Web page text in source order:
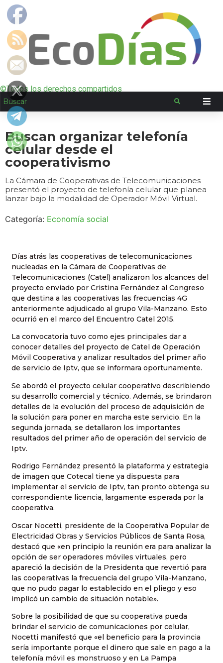
©Todos los derechos compartidos
Buscan organizar telefonía
celular desde el
cooperativismo
La Cámara de Cooperativas de Telecomunicaciones
presentó el proyecto de telefonía celular que planea
lanzar bajo la modalidad de Operador Móvil Virtual.
Categoría: Economía social
Días atrás las cooperativas de telecomunicaciones
nucleadas en la Cámara de Cooperativas de
Telecomunicaciones (Catel) analizaron los alcances del
proyecto enviado por Cristina Fernández al Congreso
que destina a las cooperativas las frecuencias 4G
anteriormente adjudicado al grupo Vila-Manzano. Esto
ocurrió en el marco del Encuentro Catel 2015.
La convocatoria tuvo como ejes principales dar a
conocer detalles del proyecto de Catel de Operación
Móvil Cooperativa y analizar resultados del primer año
de servicio de Iptv, que se informara oportunamente.
Se abordó el proyecto celular cooperativo describiendo
su desarrollo comercial y técnico. Además, se brindaron
detalles de la evolución del proceso de adquisición de
la solución para poner en marcha este servicio. En la
segunda jornada, se detallaron los importantes
resultados del primer año de operación del servicio de
Iptv.
Rodrigo Fernández presentó la plataforma y estrategia
de imagen que Cotecal tiene ya dispuesta para
implementar el servicio de Iptv, tan pronto obtenga su
correspondiente licencia, largamente esperada por la
cooperativa.
Oscar Nocetti, presidente de la Cooperativa Popular de
Electricidad Obras y Servicios Públicos de Santa Rosa,
destacó que «en principio la reunión era para analizar la
opción de ser operadores móviles virtuales, pero
apareció la decisión de la Presidenta que revertió para
las cooperativas la frecuencia del grupo Vila-Manzano,
que no pudo pagar lo establecido en el pliego y eso
implicó un cambio de situación notable».
Sobre la posibilidad de que su cooperativa pueda
brindar el servicio de comunicaciones por celular,
Nocetti manifestó que «el beneficio para la provincia
sería importante porque el dinero que sale en pago a la
telefonía móvil es monstruoso y en La Pampa